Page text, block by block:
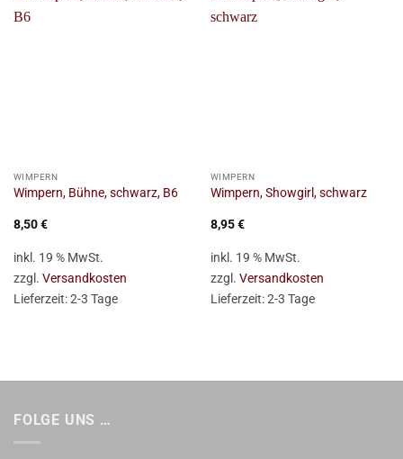
WIMPERN
Wimpern, Bühne, schwarz, B6
8,50€
inkl. 19 % MwSt.
zzgl. Versandkosten
Lieferzeit:2-3 Tage
WIMPERN
Wimpern, Showgirl, schwarz
8,95€
inkl. 19 % MwSt.
zzgl. Versandkosten
Lieferzeit:2-3 Tage
FOLGE UNS …